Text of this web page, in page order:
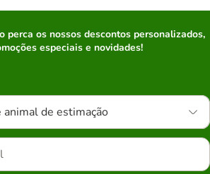
perca os nossos descontos personalizados,
especiais e novidades!
de estimação